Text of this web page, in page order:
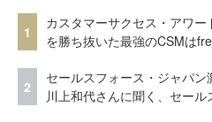
1
カスタマーサクセス・アワ
を勝ち抜いた最強のCSMは
2
セールスフォース・ジャパン
川上和代さんに聞く、セー